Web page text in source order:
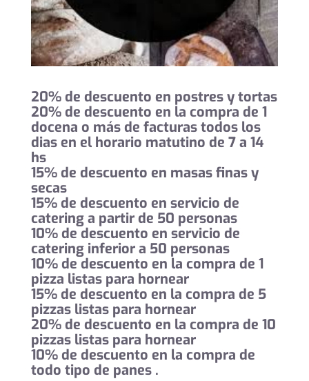
20% de descuento en postres y tortas
20% de descuento en la compra de 1
docena o más de facturas todos los
dias en el horario matutino de 7 a 14
hs
15% de descuento en masas finas y
secas
15% de descuento en servicio de
catering a partir de 50 personas
10% de descuento en servicio de
catering inferior a 50 personas
10% de descuento en la compra de 1
pizza listas para hornear
15% de descuento en la compra de 5
pizzas listas para hornear
20% de descuento en la compra de 10
pizzas listas para hornear
10% de descuento en la compra de
todo tipo de panes .